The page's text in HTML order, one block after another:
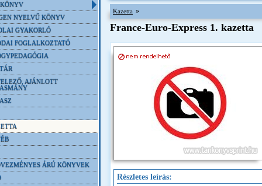
NYELVŰ KÖNYV
GYAKORLÓ
FOGLALKOZTATÓ
AJÁNLOTT
ÁRÚ KÖNYVEK
Kazetta »
France-Euro-Express 1. kazetta
Részletes leírás: